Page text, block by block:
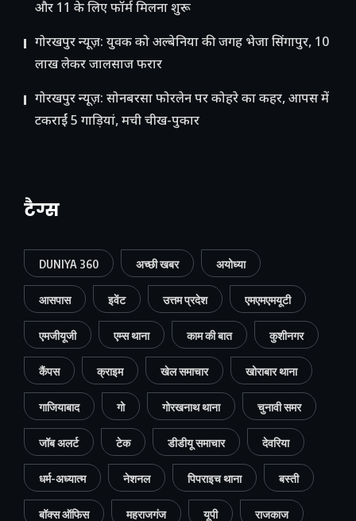
और 11 के लिए फॉर्म मिलना शुरू
गोरखपुर न्यूज़: युवक को अल्बेनिया की जगह भेजा सिंगापुर, 10
लाख लेकर जालसाज फरार
गोरखपुर न्यूज़: सोनबरसा फोरलेन पर कोहरे का कहर, आपस में
टकराईं 5 गाड़ियां, मची चीख-पुकार
टैग्स
DUNIYA 360 अच्छी खबर अयोध्या
आसपास इवेंट उत्तम प्रदेश एमएमएमयूटी
एमजीयूजी एम्स थाना काम की बात कुशीनगर
कैंपस क्राइम खेल समाचार खोराबार थाना
गाजियाबाद गो गोरखनाथ थाना चुनावी समर
जॉब अलर्ट टेक डीडीयू समाचार देवरिया
धर्म-अध्यात्म नेशनल पिपराइच थाना बस्ती
बॉक्स ऑफिस महराजगंज यूपी राजकाज